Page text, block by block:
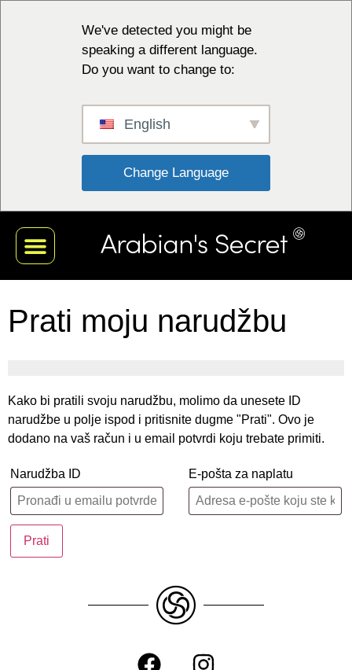
We've detected you might be
speaking a different language.
Do you want to change to:
English
Change Language
Prati moju narudžbu
Kako bi pratili svoju narudžbu, molimo da unesete ID
narudžbe u polje ispod i pritisnite dugme "Prati". Ovo je
dodano na vaš račun i u email potvrdi koju trebate primiti.
Narudžba ID E-pošta za naplatu
Prati